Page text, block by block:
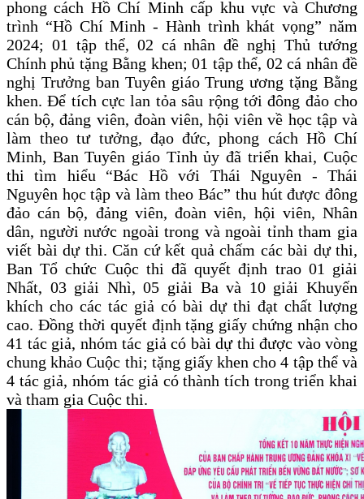
phong cách Hồ Chí Minh cấp khu vực và Chương
trình “Hồ Chí Minh - Hành trình khát vọng” năm
2024; 01 tập thể, 02 cá nhân đề nghị Thủ tướng
Chính phủ tặng Bằng khen; 01 tập thể, 02 cá nhân đề
nghị Trưởng ban Tuyên giáo Trung ương tặng Bằng
khen. Để tích cực lan tỏa sâu rộng tới đông đảo cho
cán bộ, đảng viên, đoàn viên, hội viên về học tập và
làm theo tư tưởng, đạo đức, phong cách Hồ Chí
Minh, Ban Tuyên giáo Tỉnh ủy đã triển khai, Cuộc
thi tìm hiểu “Bác Hồ với Thái Nguyên - Thái
Nguyên học tập và làm theo Bác” thu hút được đông
đảo cán bộ, đảng viên, đoàn viên, hội viên, Nhân
dân, người nước ngoài trong và ngoài tỉnh tham gia
viết bài dự thi. Căn cứ kết quả chấm các bài dự thi,
Ban Tổ chức Cuộc thi đã quyết định trao 01 giải
Nhất, 03 giải Nhì, 05 giải Ba và 10 giải Khuyến
khích cho các tác giả có bài dự thi đạt chất lượng
cao. Đồng thời quyết định tặng giấy chứng nhận cho
41 tác giả, nhóm tác giả có bài dự thi được vào vòng
chung khảo Cuộc thi; tặng giấy khen cho 4 tập thể và
4 tác giả, nhóm tác giả có thành tích trong triển khai
và tham gia Cuộc thi.